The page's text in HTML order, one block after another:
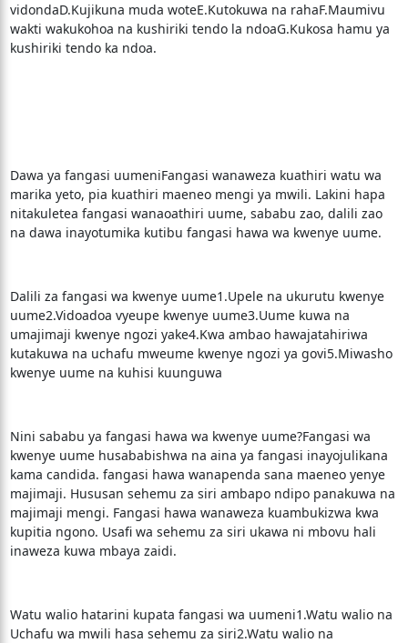
vidondaD.Kujikuna muda woteE.Kutokuwa na rahaF.Maumivu
wakti wakukohoa na kushiriki tendo la ndoaG.Kukosa hamu ya
kushiriki tendo ka ndoa.
Dawa ya fangasi uumeniFangasi wanaweza kuathiri watu wa
marika yeto, pia kuathiri maeneo mengi ya mwili. Lakini hapa
nitakuletea fangasi wanaoathiri uume, sababu zao, dalili zao
na dawa inayotumika kutibu fangasi hawa wa kwenye uume.
Dalili za fangasi wa kwenye uume1.Upele na ukurutu kwenye
uume2.Vidoadoa vyeupe kwenye uume3.Uume kuwa na
umajimaji kwenye ngozi yake4.Kwa ambao hawajatahiriwa
kutakuwa na uchafu mweume kwenye ngozi ya govi5.Miwasho
kwenye uume na kuhisi kuunguwa
Nini sababu ya fangasi hawa wa kwenye uume?Fangasi wa
kwenye uume husababishwa na aina ya fangasi inayojulikana
kama candida. fangasi hawa wanapenda sana maeneo yenye
majimaji. Hususan sehemu za siri ambapo ndipo panakuwa na
majimaji mengi. Fangasi hawa wanaweza kuambukizwa kwa
kupitia ngono. Usafi wa sehemu za siri ukawa ni mbovu hali
inaweza kuwa mbaya zaidi.
Watu walio hatarini kupata fangasi wa uumeni1.Watu walio na
Uchafu wa mwili hasa sehemu za siri2.Watu walio na